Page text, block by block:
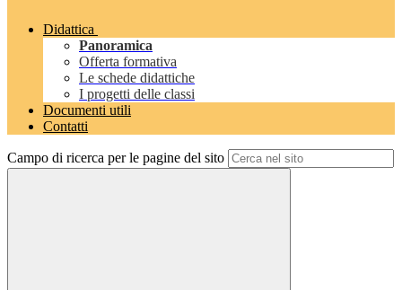
Didattica
Panoramica
Offerta formativa
Le schede didattiche
I progetti delle classi
Documenti utili
Contatti
Campo di ricerca per le pagine del sito